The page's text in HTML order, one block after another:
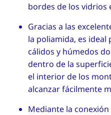
bordes de los vidrios
Gracias a las
la poliamida, es
cálidos y húmedos
dentro de la
el interior de los
alcanzar fácilmente
Mediante la